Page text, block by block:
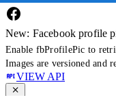
New: Facebook profile
Enable fbProfilePic to
Images are versioned and
VIEW API